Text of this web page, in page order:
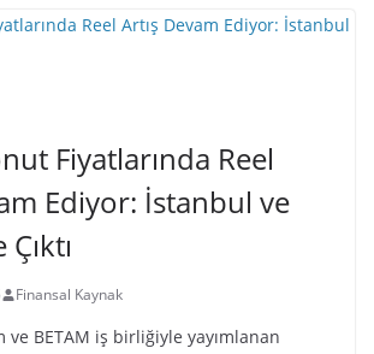
Fiyatlarında Reel
Ediyor: İstanbul ve
Finansal Kaynak
BETAM iş birliğiyle yayımlanan